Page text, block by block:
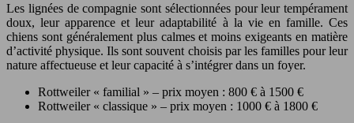
Les lignées de compagnie sont sélectionnées pour leur tempérament
doux, leur apparence et leur adaptabilité à la vie en famille. Ces
chiens sont généralement plus calmes et moins exigeants en matière
d’activité physique. Ils sont souvent choisis par les familles pour leur
nature affectueuse et leur capacité à s’intégrer dans un foyer.
Rottweiler « familial » – prix moyen : 800 € à 1500 €
Rottweiler « classique » – prix moyen : 1000 € à 1800 €